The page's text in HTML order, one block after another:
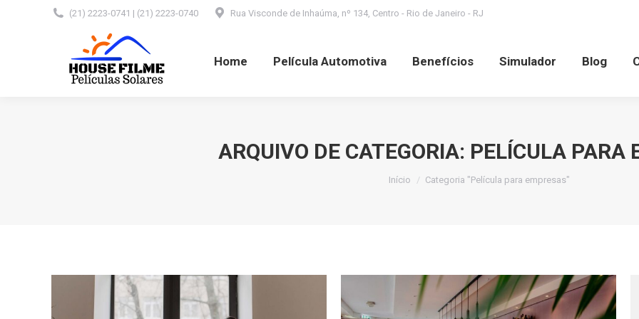
(21) 2223-0741 | (21) 2223-0740 Rua Visconde de Inhaúma, nº 134, Centro - Rio de Janeiro - RJ
Home Película Automotiva Benefícios Simulador Blog
ARQUIVO DE CATEGORIA: PELÍCULA PARA
Você está aqui:
Início Categoria "Película para empresas"
Home Película Automotiva